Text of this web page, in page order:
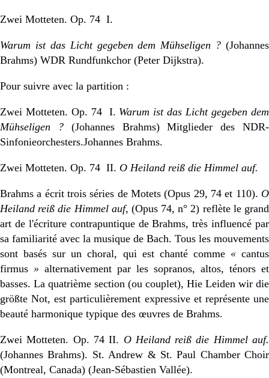
Zwei Motteten. Op. 74 I.
Warum ist das Licht gegeben dem Mühseligen ? (Johannes
Brahms) WDR Rundfunkchor (Peter Dijkstra).
Pour suivre avec la partition :
Zwei Motteten. Op. 74 I. Warum ist das Licht gegeben dem
Mühseligen ?(Johannes Brahms) Mitglieder des NDR-
Sinfonieorchesters.Johannes Brahms.
Zwei Motteten. Op. 74 II. O Heiland reiß die Himmel auf.
Brahms a écrit trois séries de Motets (Opus 29, 74 et 110). O
Heiland reiß die Himmel auf, (Opus 74, n° 2) reflète le grand
art de l'écriture contrapuntique de Brahms, très influencé par
sa familiarité avec la musique de Bach. Tous les mouvements
sont basés sur un choral, qui est chanté comme «cantus
firmus » alternativement par les sopranos, altos, ténors et
basses. La quatrième section (ou couplet), Hie Leiden wir die
größte Not, est particulièrement expressive et représente une
beauté harmonique typique des œuvres de Brahms.
Zwei Motteten. Op. 74 II. O Heiland reiß die Himmel auf.
(Johannes Brahms). St. Andrew & St. Paul Chamber Choir
(Montreal, Canada) (Jean-Sébastien Vallée).